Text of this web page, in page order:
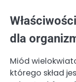
dla
Miód
którego skład